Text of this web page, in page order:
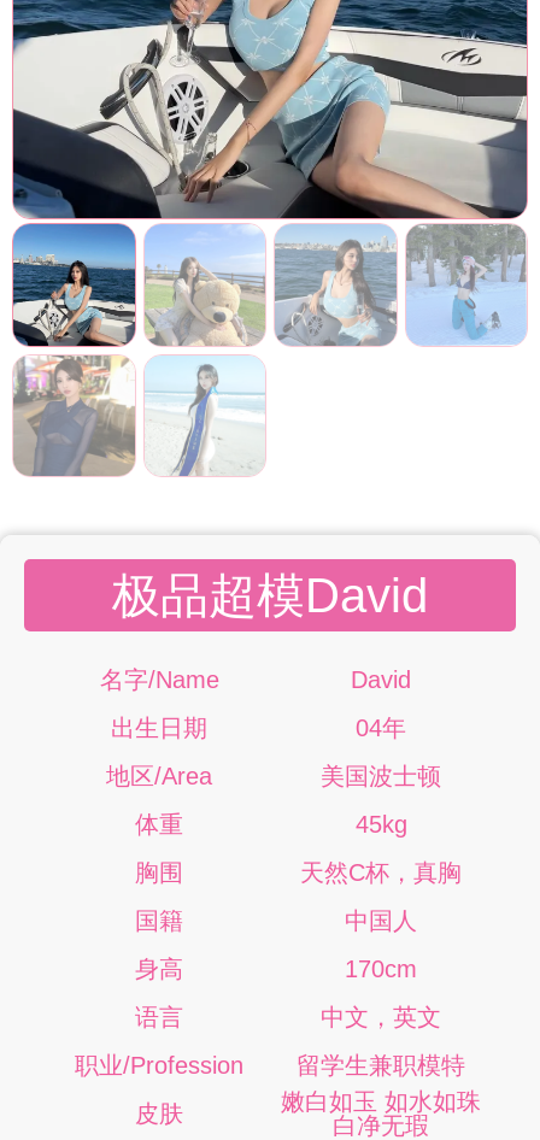
极品超模David
名字/Name
David
出生日期
04年
地区/Area
美国波士顿
体重
45kg
胸围
天然C杯，真胸
国籍
中国人
身高
170cm
语言
中文，英文
职业/Profession
留学生兼职模特
皮肤
嫩白如玉 如水如珠
白净无瑕